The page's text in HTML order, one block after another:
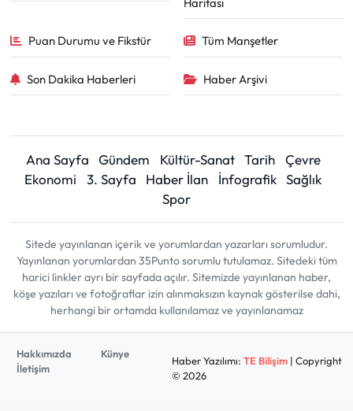
Puan Durumu ve Fikstür Tüm Manşetler
Son Dakika Haberleri Haber Arşivi
Ana Sayfa Gündem Kültür-Sanat Tarih
Çevre
Ekonomi
3. Sayfa Haber İlan İnfografik Sağlık
Spor
Sitede yayınlanan içerik ve yorumlardan yazarları sorumludur.
Yayınlanan yorumlardan 35Punto sorumlu tutulamaz. Sitedeki tüm
harici linkler ayrı bir sayfada açılır. Sitemizde yayınlanan haber,
köşe yazıları ve fotoğraflar izin alınmaksızın kaynak gösterilse dahi,
herhangi bir ortamda kullanılamaz ve yayınlanamaz
Hakkımızda
Künye
İletişim
Haber Yazılımı: TE Bilişim| Copyright
© 2026